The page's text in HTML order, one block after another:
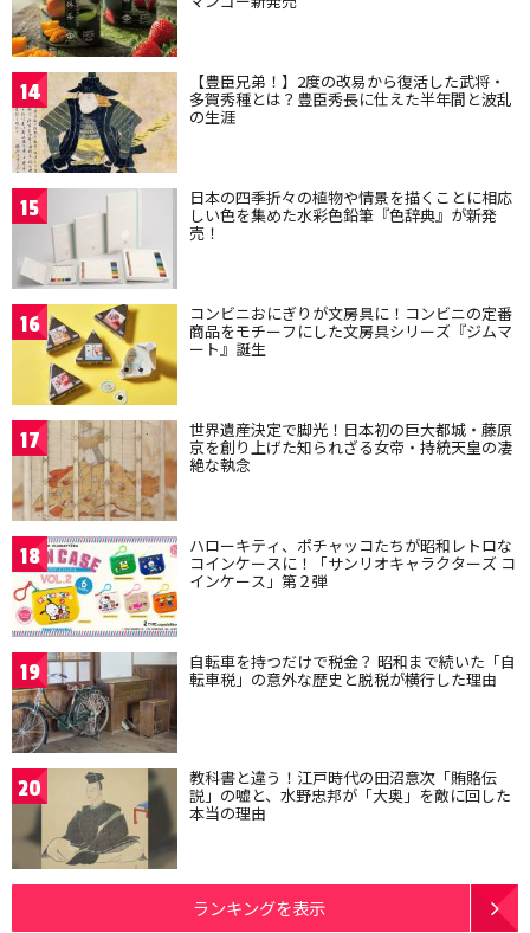
14 【豊臣兄弟！】2度の改易から復活した武将・
多賀秀種とは？豊臣秀長に仕えた半年間と波乱
の生涯
15 日本の四季折々の植物や情景を描くことに相応
しい色を集めた水彩色鉛筆『色辞典』が新発
売！
16 コンビニおにぎりが文房具に！コンビニの定番
商品をモチーフにした文房具シリーズ『ジムマ
ート』誕生
17 世界遺産決定で脚光！日本初の巨大都城・藤原
京を創り上げた知られざる女帝・持統天皇の凄
絶な執念
18 ハローキティ、ポチャッコたちが昭和レトロな
コインケースに！「サンリオキャラクターズ コ
インケース」第２弾
19 自転車を持つだけで税金？ 昭和まで続いた「自
転車税」の意外な歴史と脱税が横行した理由
20 教科書と違う！江戸時代の田沼意次「賄賂伝
説」の嘘と、水野忠邦が「大奥」を敵に回した
本当の理由
ランキングを表示